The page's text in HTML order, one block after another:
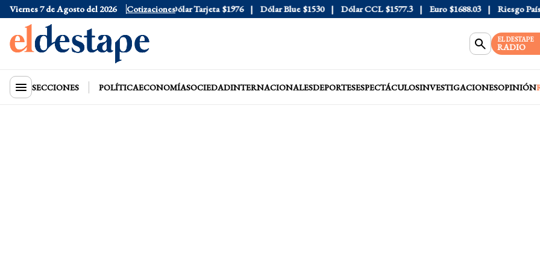
Viernes 7 de Agosto del 2026 Cotizaciones
Dólar Oficial $1520 Dólar Tarjeta $1976 Dólar Blue $1530 Dólar CCL $1577.3 Euro $1688.03 Riesgo País
EL DESTAPE
RADIO
SECCIONES POLÍTICAECONOMÍASOCIEDADINTERNACIONALESDEPORTESESPECTÁCULOSINVESTIGACIONESOPINIÓN